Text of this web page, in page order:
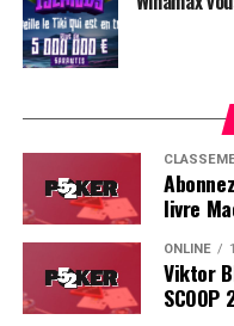
livre
ONLINE
Viktor
SCOOP